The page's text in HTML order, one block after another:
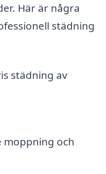
Här är några
städning
städning av
moppning och